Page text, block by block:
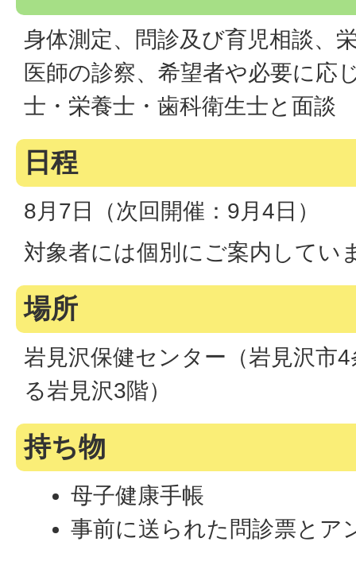
身体測定、問診及び育児相談、
医師の診察、希望者や必要に応
士・栄養士・歯科衛生士と面談
日程
8月7日（次回開催：9月4日）
対象者には個別にご案内してい
場所
岩見沢保健センター（岩見沢市
る岩見沢3階）
持ち物
母子健康手帳
事前に送られた問診票とア